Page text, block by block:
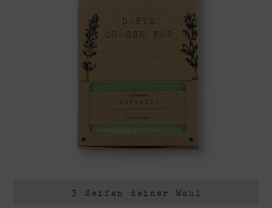
3 Seifen deiner Wahl